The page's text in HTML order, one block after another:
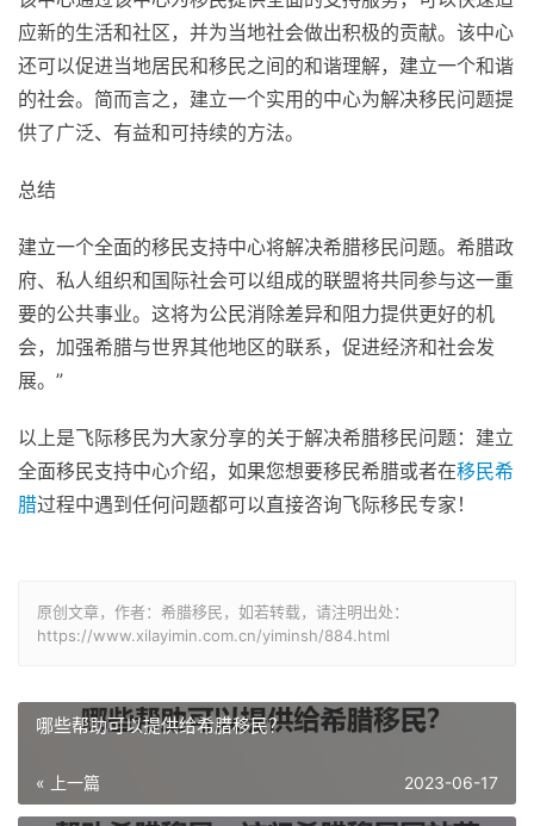
应新的生活和社区，并为当地社会做出积极的贡献。该中心
还可以促进当地居民和移民之间的和谐理解，建立一个和谐
的社会。简而言之，建立一个实用的中心为解决移民问题提
供了广泛、有益和可持续的方法。
总结
建立一个全面的移民支持中心将解决希腊移民问题。希腊政
府、私人组织和国际社会可以组成的联盟将共同参与这一重
要的公共事业。这将为公民消除差异和阻力提供更好的机
会，加强希腊与世界其他地区的联系，促进经济和社会发
展。”
以上是飞际移民为大家分享的关于解决希腊移民问题：建立
全面移民支持中心介绍，如果您想要移民希腊或者在移民希
腊过程中遇到任何问题都可以直接咨询飞际移民专家！
原创文章，作者：希腊移民，如若转载，请注明出处：
https://www.xilayimin.com.cn/yiminsh/884.html
哪些帮助可以提供给希腊移民？
« 上一篇 2023-06-17